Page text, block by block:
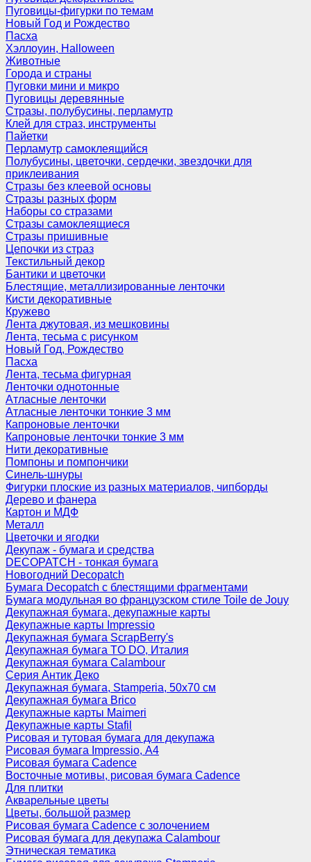
Пуговицы-фигурки по темам
Новый Год и Рождество
Пасха
Хэллоуин, Halloween
Животные
Города и страны
Пуговки мини и микро
Пуговицы деревянные
Стразы, полубусины, перламутр
Клей для страз, инструменты
Пайетки
Перламутр самоклеящийся
Полубусины, цветочки, сердечки, звездочки для
приклеивания
Стразы без клеевой основы
Стразы разных форм
Наборы со стразами
Стразы самоклеящиеся
Стразы пришивные
Цепочки из страз
Текстильный декор
Бантики и цветочки
Блестящие, металлизированные ленточки
Кисти декоративные
Кружево
Лента джутовая, из мешковины
Лента, тесьма с рисунком
Новый Год, Рождество
Пасха
Лента, тесьма фигурная
Ленточки однотонные
Атласные ленточки
Атласные ленточки тонкие 3 мм
Капроновые ленточки
Капроновые ленточки тонкие 3 мм
Нити декоративные
Помпоны и помпончики
Синель-шнуры
Фигурки плоские из разных материалов, чипборды
Дерево и фанера
Картон и МДФ
Металл
Цветочки и ягодки
Декупаж - бумага и средства
DECOPATCH - тонкая бумага
Новогодний Decopatch
Бумага Decopatch с блестящими фрагментами
Бумага модульная во французском стиле Toile de Jouy
Декупажная бумага, декупажные карты
Декупажные карты Impressio
Декупажная бумага ScrapBerry's
Декупажная бумага TO DO, Италия
Декупажная бумага Calambour
Серия Антик Деко
Декупажная бумага, Stamperia, 50х70 см
Декупажная бумага Brico
Декупажные карты Maimeri
Декупажные карты Stafil
Рисовая и тутовая бумага для декупажа
Рисовая бумага Impressio, А4
Рисовая бумага Cadence
Восточные мотивы, рисовая бумага Cadence
Для плитки
Акварельные цветы
Цветы, большой размер
Рисовая бумага Cadence c золочением
Рисовая бумага для декупажа Calambour
Этническая тематика